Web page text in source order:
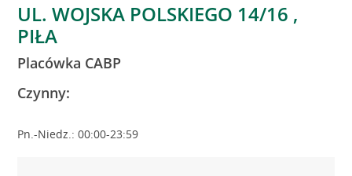
UL. WOJSKA POLSKIEGO 14/16 ,
PIŁA
Placówka CABP
Czynny:
Pn.-Niedz.: 00:00-23:59